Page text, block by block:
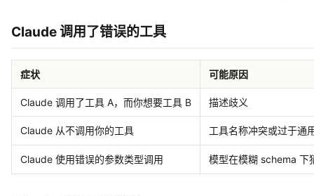
Claude 调用了错误的工具
症状 可能原因
Claude 调用了工具 A，而你想要工具 B 描述歧义
Claude 从不调用你的工具 工具名称冲突或过于通
Claude 使用错误的参数类型调用 模型在模糊 schema 下